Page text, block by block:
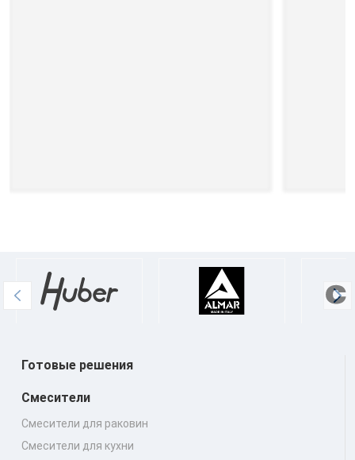
Готовые решения
Смесители
Смесители для раковин
Смесители для кухни